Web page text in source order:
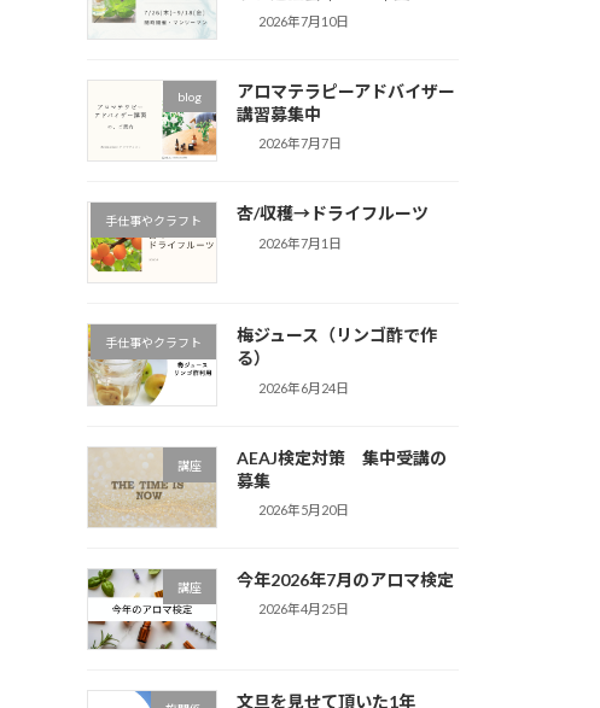
2026年7月10日
blog
アロマテラピーアドバイザー
講習募集中
2026年7月7日
手仕事やクラフト 杏/収穫→ドライフルーツ
2026年7月1日
手仕事やクラフト
梅ジュース（リンゴ酢で作
る）
2026年6月24日
講座
AEAJ検定対策 集中受講の
募集
2026年5月20日
講座 今年2026年7月のアロマ検定
2026年4月25日
文旦を見せて頂いた1年